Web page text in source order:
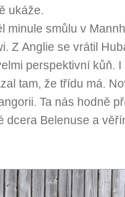
ukáže.
minule smůlu v
Z Anglie se vrátil
perspektivní kůň.
tam, že třídu má.
Ta nás hodně
dcera Belenuse a